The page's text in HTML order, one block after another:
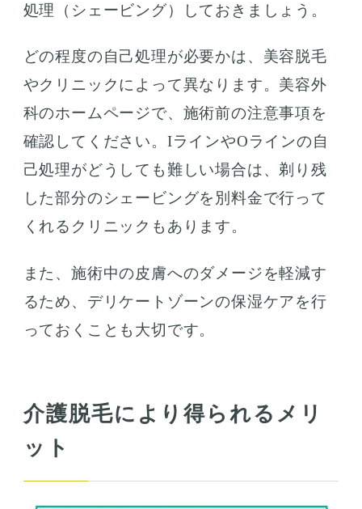
処理（シェービング）しておきましょう。
どの程度の自己処理が必要かは、美容脱毛
やクリニックによって異なります。美容外
科のホームページで、施術前の注意事項を
確認してください。IラインやOラインの自
己処理がどうしても難しい場合は、剃り残
した部分のシェービングを別料金で行って
くれるクリニックもあります。
また、施術中の皮膚へのダメージを軽減す
るため、デリケートゾーンの保湿ケアを行
っておくことも大切です。
介護脱毛により得られるメリ
ット